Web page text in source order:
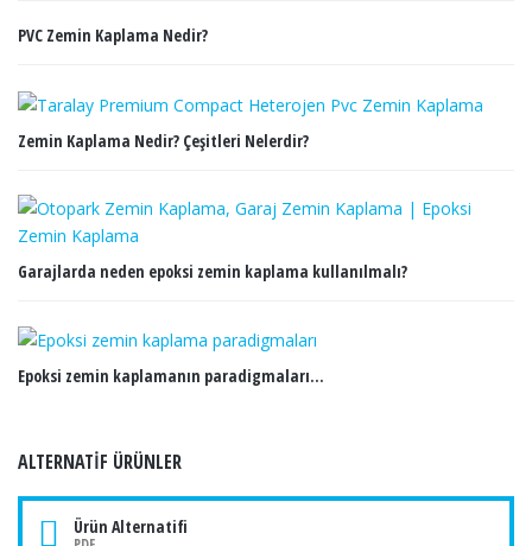
PVC Zemin Kaplama Nedir?
Zemin Kaplama Nedir? Çeşitleri Nelerdir?
Garajlarda neden epoksi zemin kaplama kullanılmalı?
Epoksi zemin kaplamanın paradigmaları…
ALTERNATIF ÜRÜNLER
Ürün Alternatifi